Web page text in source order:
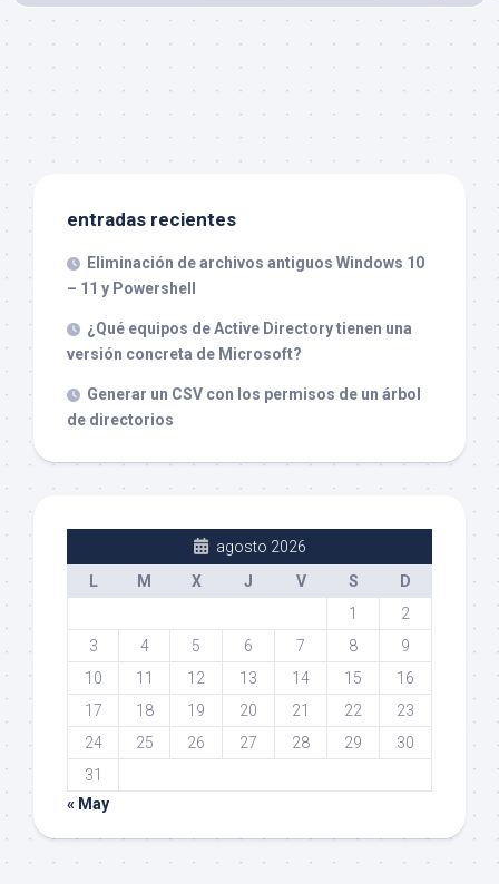
entradas recientes
Eliminación de archivos antiguos Windows 10
– 11 y Powershell
¿Qué equipos de Active Directory tienen una
versión concreta de Microsoft?
Generar un CSV con los permisos de un árbol
de directorios
agosto 2026
L
M X J V S
D
1
2
3
4 5 6 7 8
9
10
11 12 13 14 15
16
17
18 19 20 21 22
23
24
25 26 27 28 29
30
31
« May